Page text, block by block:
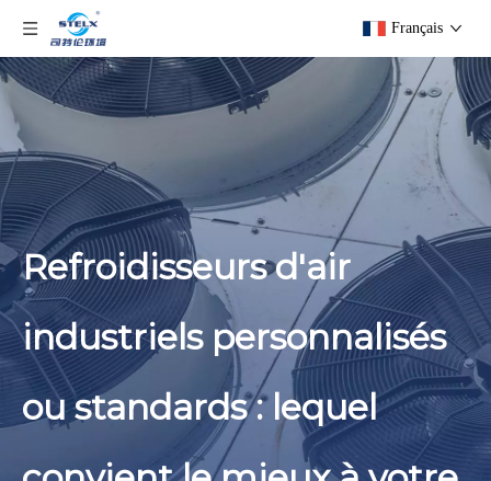
Français
Refroidisseurs d'air
industriels personnalisés
ou standards : lequel